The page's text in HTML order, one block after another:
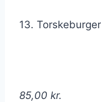
13.
85,00 kr.